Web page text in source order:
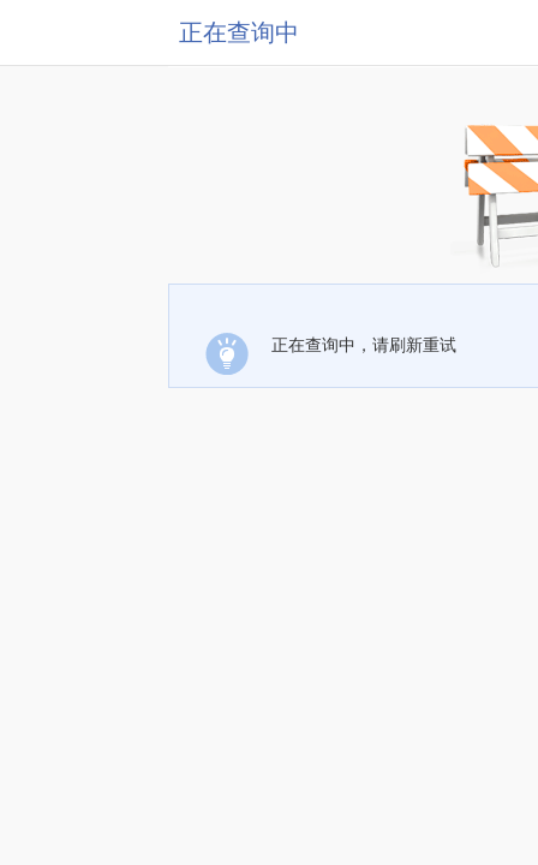
正在查询中
正在查询中，请刷新重试